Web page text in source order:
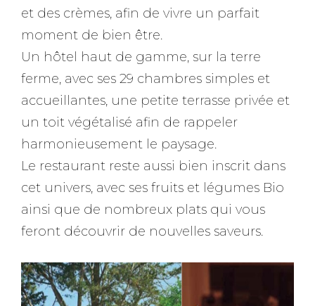
et des crèmes, afin de vivre un parfait
moment de bien être.
Un hôtel haut de gamme, sur la terre
ferme, avec ses 29 chambres simples et
accueillantes, une petite terrasse privée et
un toit végétalisé afin de rappeler
harmonieusement le paysage.
Le restaurant reste aussi bien inscrit dans
cet univers, avec ses fruits et légumes Bio
ainsi que de nombreux plats qui vous
feront découvrir de nouvelles saveurs.